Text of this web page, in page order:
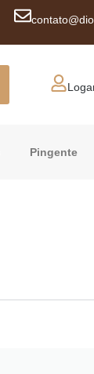
Pingente